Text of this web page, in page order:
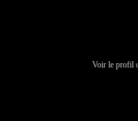
Voir le profil